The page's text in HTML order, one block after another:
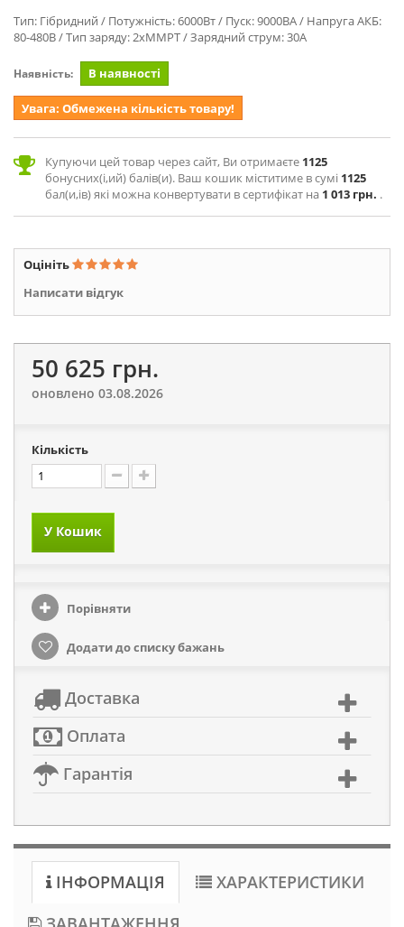
Тип: Гібридний / Потужність: 6000Вт / Пуск: 9000ВА / Напруга АКБ:
80-480В / Тип заряду: 2xMMPT / Зарядний струм: 30А
Наявність: В наявності
Увага: Обмежена кількість товару!
Купуючи цей товар через сайт, Ви отримаєте 1125
бонусних(і,ий) балів(и). Ваш кошик міститиме в сумі 1125
бал(и,ів) які можна конвертувати в сертифікат на 1 013 грн. .
Оцініть
Написати відгук
50 625 грн.
оновлено 03.08.2026
Кількість
У Кошик
Порівняти
Додати до списку бажань
Доставка
Оплата
Гарантія
ІНФОРМАЦІЯ
ХАРАКТЕРИСТИКИ